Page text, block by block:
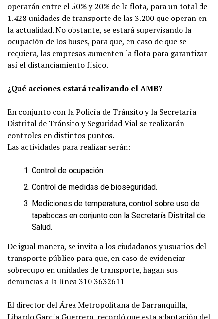
operarán entre el 50% y 20% de la flota, para un total de
1.428 unidades de transporte de las 3.200 que operan en
la actualidad. No obstante, se estará supervisando la
ocupación de los buses, para que, en caso de que se
requiera, las empresas aumenten la flota para garantizar
así el distanciamiento físico.
¿Qué acciones estará realizando el AMB?
En conjunto con la Policía de Tránsito y la Secretaría
Distrital de Tránsito y Seguridad Vial se realizarán
controles en distintos puntos.
Las actividades para realizar serán:
Control de ocupación.
Control de medidas de bioseguridad.
Mediciones de temperatura, control sobre uso de
tapabocas en conjunto con la Secretaría Distrital de
Salud.
De igual manera, se invita a los ciudadanos y usuarios del
transporte público para que, en caso de evidenciar
sobrecupo en unidades de transporte, hagan sus
denuncias a la línea 310 3632611
El director del Área Metropolitana de Barranquilla,
Libardo García Guerrero, recordó que esta adaptación del